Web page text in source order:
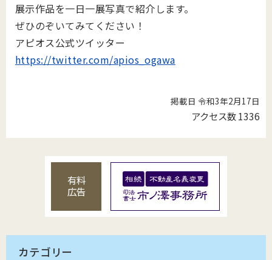
展示作品を一日一展写真で紹介します。
ぜひのぞいてみてください！
アピオス公式ツイッター
https://twitter.com/apios_ogawa
掲載日 令和3年2月17日
アクセス数1336
有料
広告
カテゴリー